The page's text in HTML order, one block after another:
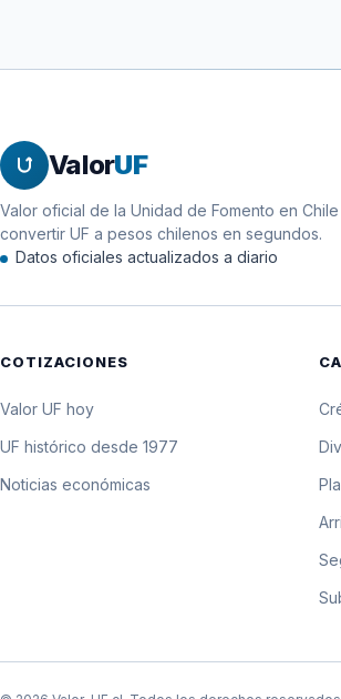
12 de noviembre de 1987
11 de noviembre de 1987
7 de noviembre de 1987
ValorUF
Valor oficial de la Unidad de Fomento en
convertir UF a pesos chilenos en segundos.
Datos oficiales actualizados a diario
COTIZACIONES
Valor UF hoy
UF histórico desde 1977
Noticias económicas